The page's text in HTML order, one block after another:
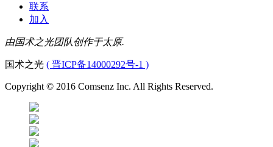
联系
加入
由国术之光团队创作于太原.
国术之光 ( 晋ICP备14000292号-1 )
Copyright © 2016 Comsenz Inc. All Rights Reserved.